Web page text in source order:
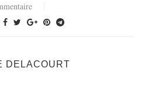
DELACOURT